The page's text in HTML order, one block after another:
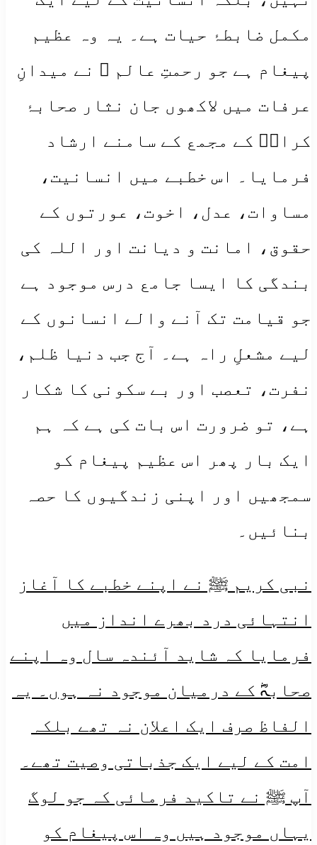
مکمل ضابطۂ حیات ہے۔ یہ وہ عظیم
پیغام ہے جو رحمتِ عالم ﷺ نے میدانِ
عرفات میں لاکھوں جان نثار صحابۂ
کرامؓ کے مجمع کے سامنے ارشاد
فرمایا۔ اس خطبے میں انسانیت،
مساوات، عدل، اخوت، عورتوں کے
حقوق، امانت و دیانت اور اللہ کی
بندگی کا ایسا جامع درس موجود ہے
جو قیامت تک آنے والے انسانوں کے
لیے مشعلِ راہ ہے۔ آج جب دنیا ظلم،
نفرت، تعصب اور بے سکونی کا شکار
ہے، تو ضرورت اس بات کی ہے کہ ہم
ایک بار پھر اس عظیم پیغام کو
سمجھیں اور اپنی زندگیوں کا حصہ
بنائیں۔
نبی کریم ﷺ نے اپنے خطبے کا آغاز
انتہائی درد بھرے انداز میں
فرمایا کہ شاید آئندہ سال وہ اپنے
صحابہؓ کے درمیان موجود نہ ہوں۔ یہ
الفاظ صرف ایک اعلان نہ تھے بلکہ
امت کے لیے ایک جذباتی وصیت تھے۔
آپ ﷺ نے تاکید فرمائی کہ جو لوگ
یہاں موجود ہیں وہ اس پیغام کو